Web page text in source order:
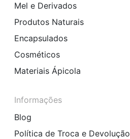
Mel e Derivados
Produtos Naturais
Encapsulados
Cosméticos
Materiais Ápicola
Informações
Blog
Política de Troca e Devolução